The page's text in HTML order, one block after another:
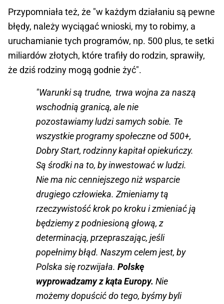
Przypomniała też, że "w każdym działaniu są pewne
błędy, należy wyciągać wnioski, my to robimy, a
uruchamianie tych programów, np. 500 plus, te setki
miliardów złotych, które trafiły do rodzin, sprawiły,
że dziś rodziny mogą godnie żyć".
"Warunki są trudne, trwa wojna za naszą
wschodnią granicą, ale nie
pozostawiamy ludzi samych sobie. Te
wszystkie programy społeczne od 500+,
Dobry Start, rodzinny kapitał opiekuńczy.
Są środki na to, by inwestować w ludzi.
Nie ma nic cenniejszego niż wsparcie
drugiego człowieka. Zmieniamy tą
rzeczywistość krok po kroku i zmieniać ją
będziemy z podniesioną głową, z
determinacją, przepraszając, jeśli
popełnimy błąd. Naszym celem jest, by
Polska się rozwijała. Polskę
wyprowadzamy z kąta Europy. Nie
możemy dopuścić do tego, byśmy byli